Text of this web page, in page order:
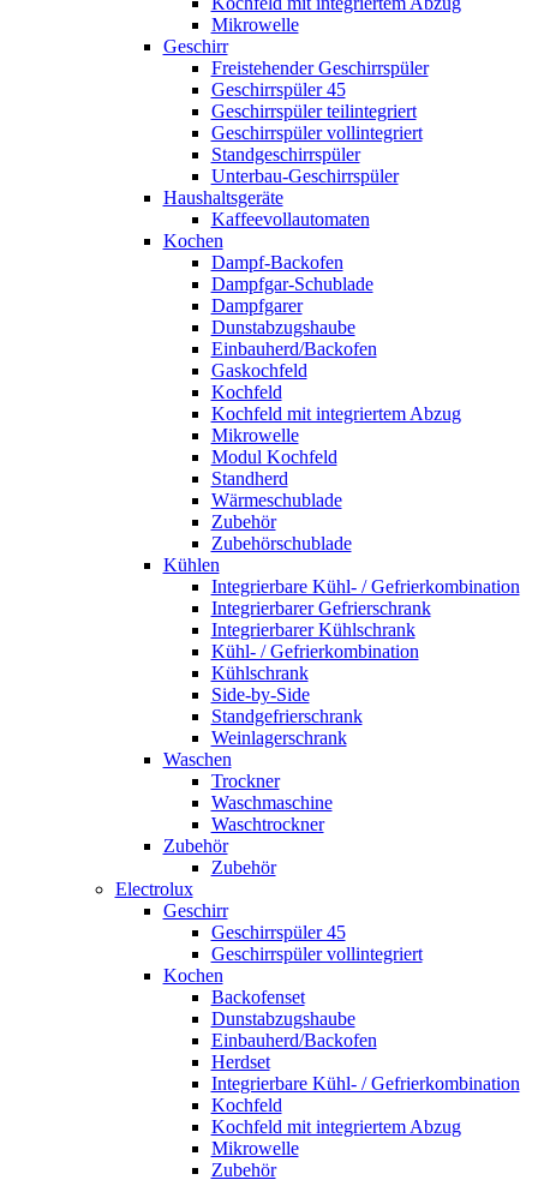
Mikrowelle
Geschirr
Freistehender Geschirrspüler
Geschirrspüler 45
Geschirrspüler teilintegriert
Geschirrspüler vollintegriert
Standgeschirrspüler
Unterbau-Geschirrspüler
Haushaltsgeräte
Kaffeevollautomaten
Kochen
Dampf-Backofen
Dampfgar-Schublade
Dampfgarer
Dunstabzugshaube
Einbauherd/Backofen
Gaskochfeld
Kochfeld
Kochfeld mit integriertem Abzug
Mikrowelle
Modul Kochfeld
Standherd
Wärmeschublade
Zubehör
Zubehörschublade
Kühlen
Integrierbare Kühl- / Gefrierkombination
Integrierbarer Gefrierschrank
Integrierbarer Kühlschrank
Kühl- / Gefrierkombination
Kühlschrank
Side-by-Side
Standgefrierschrank
Weinlagerschrank
Waschen
Trockner
Waschmaschine
Waschtrockner
Zubehör
Zubehör
Electrolux
Geschirr
Geschirrspüler 45
Geschirrspüler vollintegriert
Kochen
Backofenset
Dunstabzugshaube
Einbauherd/Backofen
Herdset
Integrierbare Kühl- / Gefrierkombination
Kochfeld
Kochfeld mit integriertem Abzug
Mikrowelle
Zubehör